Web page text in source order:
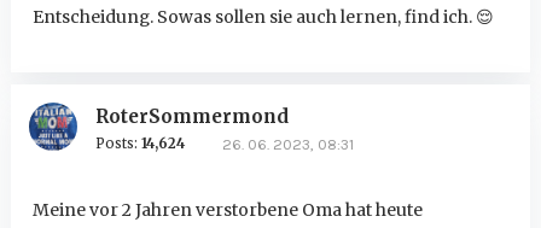
Entscheidung. Sowas sollen sie auch lernen, find ich. 😌
RoterSommermond
Posts: 14,624 26. 06. 2023, 08:31
Meine vor 2 Jahren verstorbene Oma hat heute